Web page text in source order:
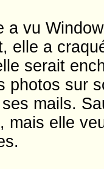
a vu
elle a
serait
photos sur
mails.
mais elle